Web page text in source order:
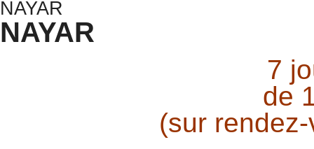
NAYAR
7
de
(sur